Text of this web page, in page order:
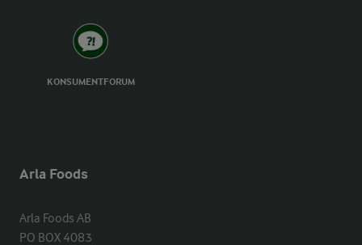
KONSUMENTFORUM
Arla Foods
Arla Foods AB
PO BOX 4083